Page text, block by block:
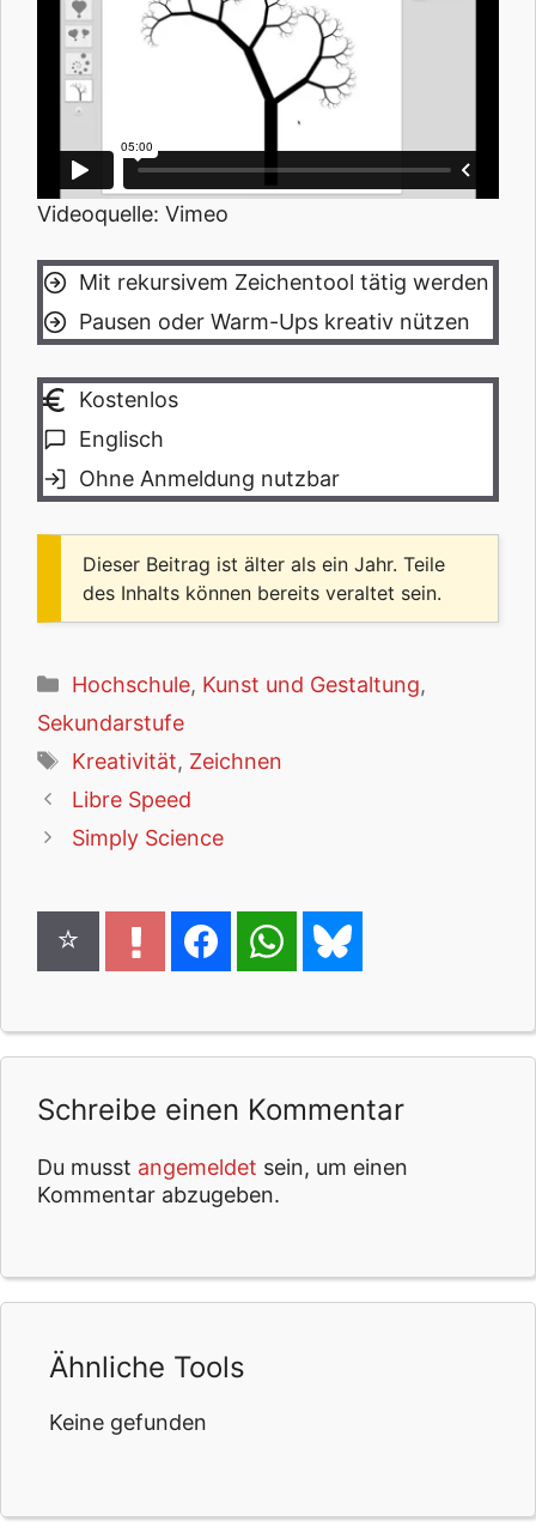
Videoquelle: Vimeo
Mit rekursivem Zeichentool tätig werden
Pausen oder Warm-Ups kreativ nützen
Kostenlos
Englisch
Ohne Anmeldung nutzbar
Dieser Beitrag ist älter als ein Jahr. Teile
des Inhalts können bereits veraltet sein.
Kategorien
Hochschule, Kunst und Gestaltung,
Sekundarstufe
Schlagwörter
Kreativität, Zeichnen
Libre Speed
Simply Science
Schreibe einen Kommentar
Du musst angemeldet sein, um einen
Kommentar abzugeben.
Ähnliche Tools
Keine gefunden